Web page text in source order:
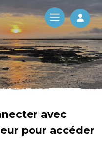
Log
avec
pour accéder